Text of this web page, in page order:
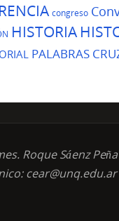
congreso
HISTORIA
PALABRAS
Roque Sáenz
cear@unq.edu.ar